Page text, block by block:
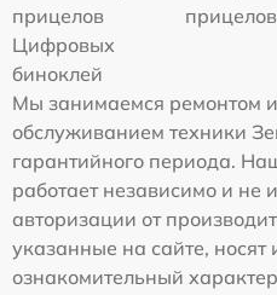
прицелов
прицелов
Цифровых
биноклей
Мы занимаемся ремонтом
обслуживанием техники
гарантийного периода.
работает независимо и не
авторизации от
указанные на сайте, носят
ознакомительный